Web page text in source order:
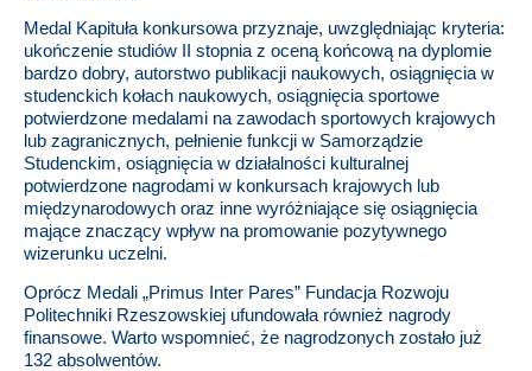
Medal Kapituła konkursowa przyznaje, uwzględniając kryteria:
ukończenie studiów II stopnia z oceną końcową na dyplomie
bardzo dobry, autorstwo publikacji naukowych, osiągnięcia w
studenckich kołach naukowych, osiągnięcia sportowe
potwierdzone medalami na zawodach sportowych krajowych
lub zagranicznych, pełnienie funkcji w Samorządzie
Studenckim, osiągnięcia w działalności kulturalnej
potwierdzone nagrodami w konkursach krajowych lub
międzynarodowych oraz inne wyróżniające się osiągnięcia
mające znaczący wpływ na promowanie pozytywnego
wizerunku uczelni.
Oprócz Medali „Primus Inter Pares” Fundacja Rozwoju
Politechniki Rzeszowskiej ufundowała również nagrody
finansowe. Warto wspomnieć, że nagrodzonych zostało już
132 absolwentów.